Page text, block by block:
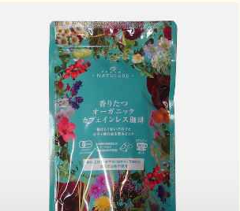
香りたつオーガニックカフェインレス珈琲
¥950